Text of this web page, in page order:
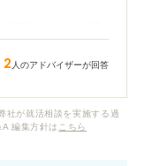
ではないか、フ
。
れば良いのかわ
2 人のアドバイザーが回答
社が就活相談を実施する過
編集方針は こちら